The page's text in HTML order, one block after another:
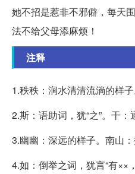
她不招是惹非不邪僻，每天
法不给父母添麻烦！
注释
1.秩秩：涧水清清流淌的样子
2.斯：语助词，犹“之”。干：
3.幽幽：深远的样子。南山
4.如：倒举之词，犹言“有××